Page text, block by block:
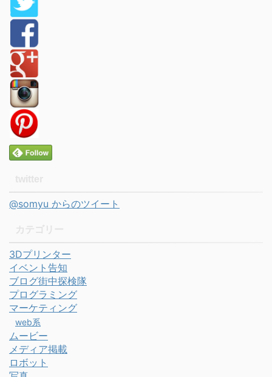
@somyu からのツイート
3Dプリンター
イベント告知
ブログ街中探検隊
プログラミング
マーケティング
web系
ムービー
メディア掲載
ロボット